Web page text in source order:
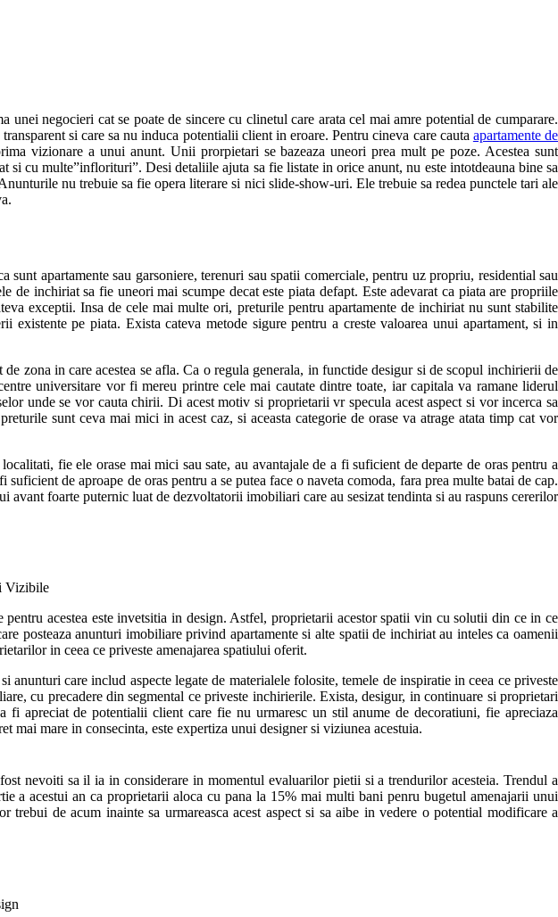
negocieri cat se poate de sincere cu clinetul care arata cel mai amre potential de cumparare.
si care sa nu induca potentialii client in eroare. Pentru cineva care cauta apartamente de
vizionare a unui anunt. Unii prorpietari se bazeaza uneori prea mult pe poze. Acestea sunt
cu multe”inflorituri”. Desi detaliile ajuta sa fie listate in orice anunt, nu este intotdeauna bine sa
nu trebuie sa fie opera literare si nici slide-show-uri. Ele trebuie sa redea punctele tari ale
apartamente sau garsoniere, terenuri sau spatii comerciale, pentru uz propriu, residential sau
de inchiriat sa fie uneori mai scumpe decat este piata defapt. Este adevarat ca piata are propriile
exceptii. Insa de cele mai multe ori, preturile pentru apartamente de inchiriat nu sunt stabilite
pe piata. Exista cateva metode sigure pentru a creste valoarea unui apartament, si in
zona in care acestea se afla. Ca o regula generala, in functide desigur si de scopul inchirierii de
universitare vor fi mereu printre cele mai cautate dintre toate, iar capitala va ramane liderul
unde se vor cauta chirii. Di acest motiv si proprietarii vr specula acest aspect si vor incerca sa
sunt ceva mai mici in acest caz, si aceasta categorie de orase va atrage atata timp cat vor
fie ele orase mai mici sau sate, au avantajale de a fi suficient de departe de oras pentru a
de aproape de oras pentru a se putea face o naveta comoda, fara prea multe batai de cap.
foarte puternic luat de dezvoltatorii imobiliari care au sesizat tendinta si au raspuns cererilor
acestea este invetsitia in design. Astfel, proprietarii acestor spatii vin cu solutii din ce in ce
posteaza anunturi imobiliare privind apartamente si alte spatii de inchiriat au inteles ca oamenii
in ceea ce priveste amenajarea spatiului oferit.
care includ aspecte legate de materialele folosite, temele de inspiratie in ceea ce priveste
cu precadere din segmental ce priveste inchirierile. Exista, desigur, in continuare si proprietari
apreciat de potentialii client care fie nu urmaresc un stil anume de decoratiuni, fie apreciaza
mai mare in consecinta, este expertiza unui designer si viziunea acestuia.
nevoiti sa il ia in considerare in momentul evaluarilor pietii si a trendurilor acesteia. Trendul a
a acestui an ca proprietarii aloca cu pana la 15% mai multi bani penru bugetul amenajarii unui
de acum inainte sa urmareasca acest aspect si sa aibe in vedere o potential modificare a